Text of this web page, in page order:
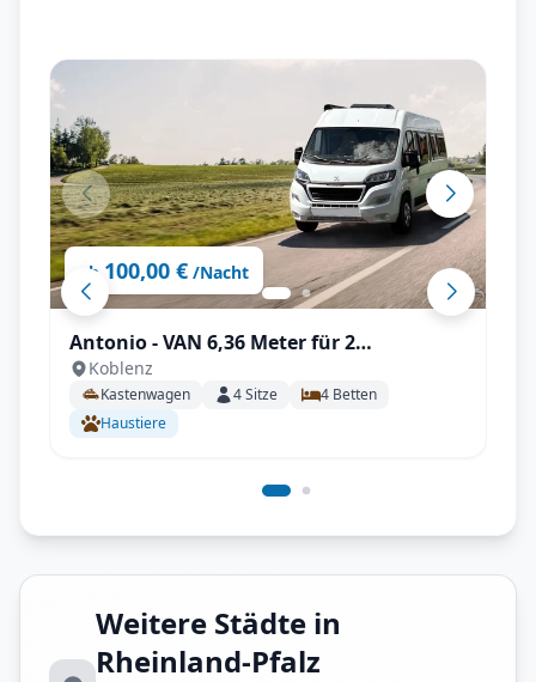
ab 100,00 € /Nacht
Antonio - VAN 6,36 Meter für 2
Erwachsene und 2 Kinder | Zubehör inkl.
Koblenz
Kastenwagen 4Sitze 4 Betten
Haustiere
Weitere Städte in
Rheinland-Pfalz